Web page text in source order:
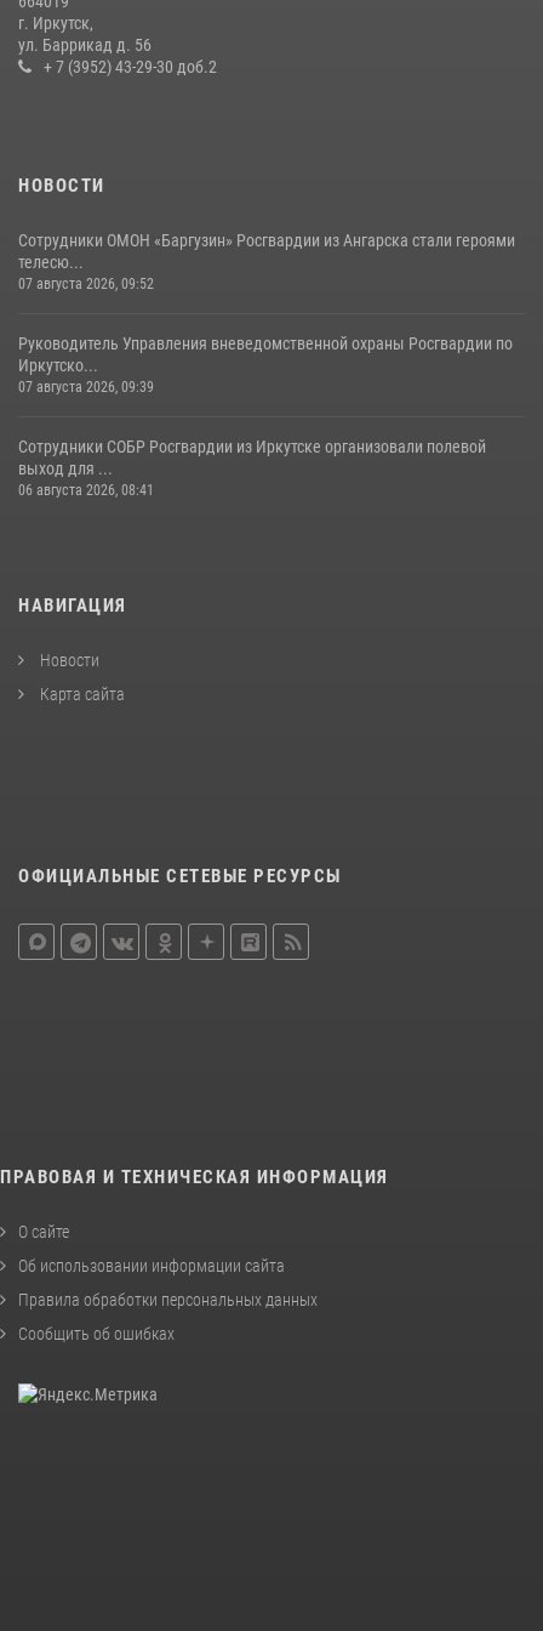
В Иркутской области состоится прямая линия по вопросам
поступления на службу в Росгвардию
г. Иркутск,
ул. Баррикад д. 56
+ 7 (3952) 43-29-30 доб.2
НОВОСТИ
Сотрудники ОМОН «Баргузин» Росгвардии из Ангарска стали героями
телесю...
07 августа 2026, 09:52
Руководитель Управления вневедомственной охраны Росгвардии по
Иркутско...
07 августа 2026, 09:39
Сотрудники СОБР Росгвардии из Иркутске организовали полевой
выход для ...
06 августа 2026, 08:41
НАВИГАЦИЯ
Новости
Карта сайта
ОФИЦИАЛЬНЫЕ СЕТЕВЫЕ РЕСУРСЫ
ПРАВОВАЯ И ТЕХНИЧЕСКАЯ ИНФОРМАЦИЯ
О сайте
Об использовании информации сайта
Правила обработки персональных данных
Сообщить об ошибках